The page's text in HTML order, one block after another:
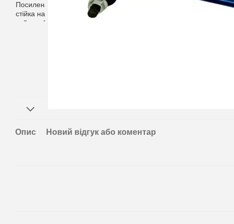
Опис Новий відгук або коментар